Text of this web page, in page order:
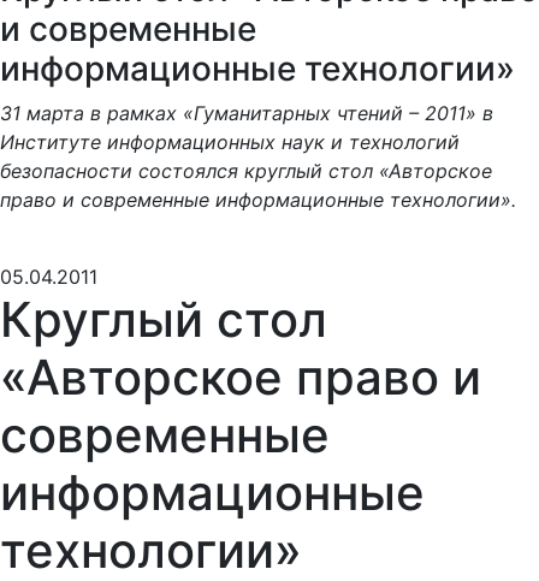
и современные
информационные технологии»
31 марта в рамках «Гуманитарных чтений – 2011» в
Институте информационных наук и технологий
безопасности состоялся круглый стол «Авторское
право и современные информационные технологии».
05.04.2011
Круглый стол
«Авторское право и
современные
информационные
технологии»